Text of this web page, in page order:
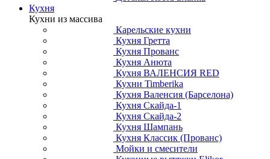
Кухня
Кухни из массива
Карельские кухни
Кухня Гретта
Кухня Прованс
Кухня Анюта
Кухня ВАЛЕНСИЯ RED
Кухни Timberika
Кухня Валенсия (Барселона)
Кухня Скайда-1
Кухня Скайда-2
Кухня Шампань
Кухня Классик (Прованс)
Мойки и смесители